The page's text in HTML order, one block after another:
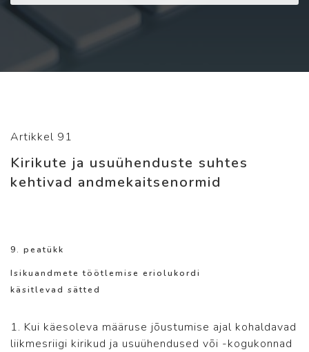
Artikkel 91
Kirikute ja usuühenduste suhtes
kehtivad andmekaitsenormid
9. peatükk
Isikuandmete töötlemise eriolukordi
käsitlevad sätted
1. Kui käesoleva määruse jõustumise ajal kohaldavad
liikmesriigi kirikud ja usuühendused või -kogukonnad